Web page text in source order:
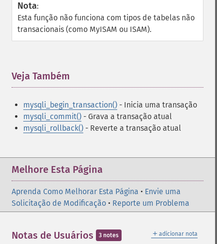
Nota:
Esta função não funciona com tipos de tabelas não
transacionais (como MyISAM ou ISAM).
Veja Também
mysqli_begin_transaction() - Inicia uma transação
mysqli_commit() - Grava a transação atual
mysqli_rollback() - Reverte a transação atual
Melhore Esta Página
Aprenda Como Melhorar Esta Página • Envie uma
Solicitação de Modificação • Reporte um Problema
＋ adicionar nota
Notas de Usuários 3 notes